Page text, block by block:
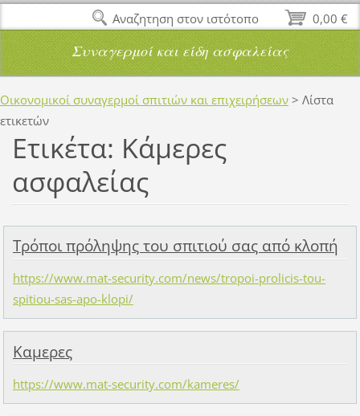
Συναγερμοί και είδη ασφαλείας
Οικονομικοί συναγερμοί σπιτιών και επιχειρήσεων > Λίστα
ετικετών
Ετικέτα: Κάμερες
ασφαλείας
Τρόποι πρόληψης του σπιτιού σας από κλοπή
https://www.mat-security.com/news/tropoi-prolicis-tou-
spitiou-sas-apo-klopi/
Καμερες
https://www.mat-security.com/kameres/
0,00 €
Αναζητηση στον ιστότοπο